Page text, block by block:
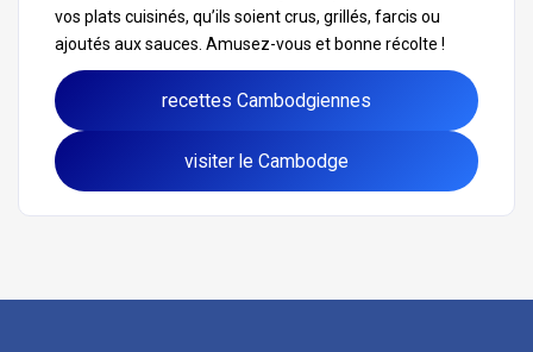
vos plats cuisinés, qu’ils soient crus, grillés, farcis ou
ajoutés aux sauces. Amusez-vous et bonne récolte !
recettes Cambodgiennes
visiter le Cambodge